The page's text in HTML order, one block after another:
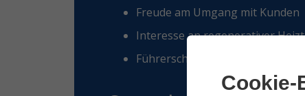
Freude am Umgang mit Kunden
Interesse an regenerativer
Führerschein Klasse B
Cookie-